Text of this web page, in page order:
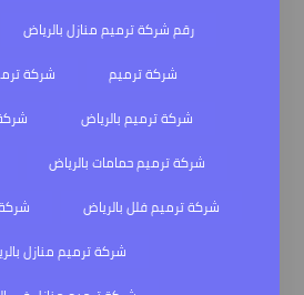
رقم شركة ترميم منازل بالرياض
شركة ترميم
شركة
شركة ترميم بالرياض
شركة ترميم حمامات بالرياض
شركة ترميم فلل بالرياض
شركة ترميم منازل